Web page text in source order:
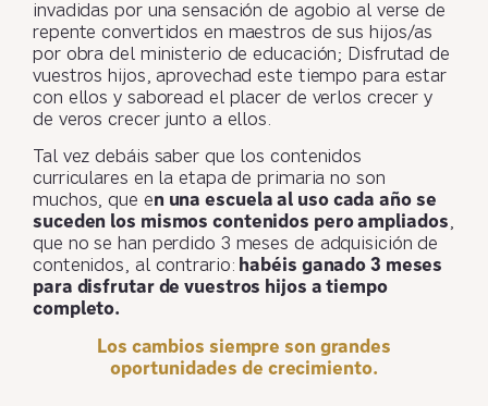
invadidas por una sensación de agobio al verse de
repente convertidos en maestros de sus hijos/as
por obra del ministerio de educación; Disfrutad de
vuestros hijos, aprovechad este tiempo para estar
con ellos y saboread el placer de verlos crecer y
de veros crecer junto a ellos.
Tal vez debáis saber que los contenidos
curriculares en la etapa de primaria no son
muchos, que en una escuela al uso cada año se
suceden los mismos contenidos pero ampliados,
que no se han perdido 3 meses de adquisición de
contenidos, al contrario: habéis ganado 3 meses
para disfrutar de vuestros hijos a tiempo
completo.
Los cambios siempre son grandes
oportunidades de crecimiento.